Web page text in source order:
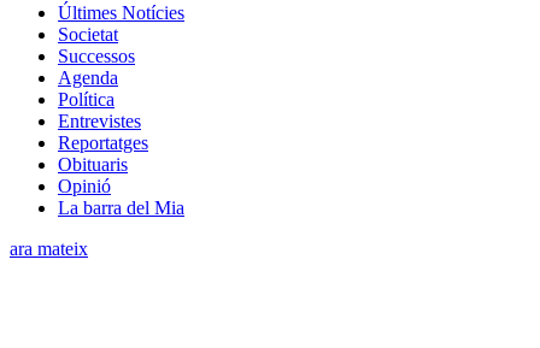
Últimes Notícies
Societat
Successos
Agenda
Política
Entrevistes
Reportatges
Obituaris
Opinió
La barra del Mia
ara mateix